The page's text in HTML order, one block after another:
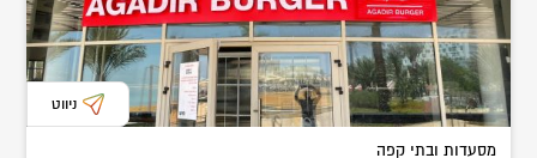
ניווט
מסעדות ובתי קפה